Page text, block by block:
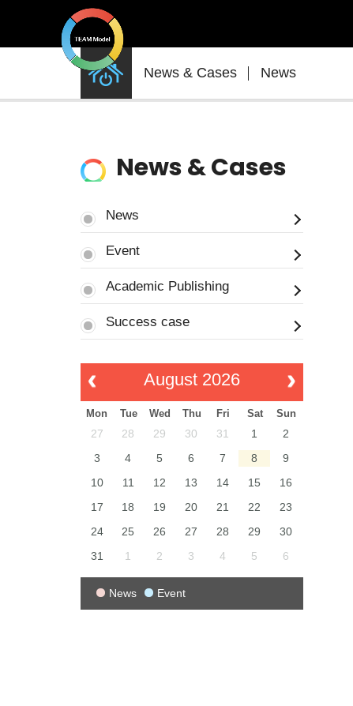
News & Cases News
News & Cases
News
Event
Academic Publishing
Success case
August 2026
Mon Tue Wed Thu Fri Sat Sun
27 28 29 30 31 1
2
3
4 5 6 7 8
9
10
11 12 13 14 15
16
17
18 19 20 21 22
23
24
25 26 27 28 29
30
31
1 2 3 4 5 6
News Event